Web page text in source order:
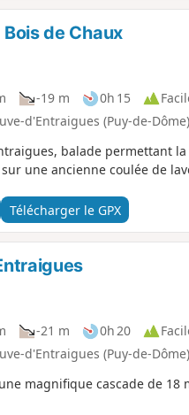
de Chaux
-19 m 0h 15
d'Entraigues (Puy-de-Dôme)
balade permettant
une ancienne coulée de
Télécharger le GPX
-21 m 0h 20
d'Entraigues (Puy-de-Dôme)
magnifique cascade de 18